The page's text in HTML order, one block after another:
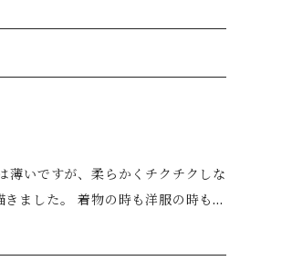
ます。
ました。 着物の時も洋服の時もご